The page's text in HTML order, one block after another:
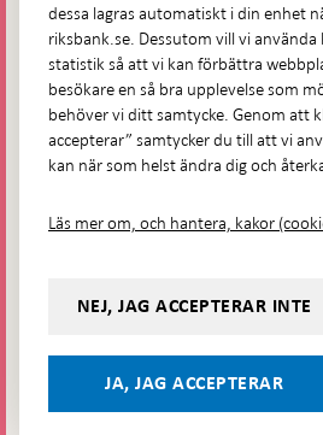
Hitta direkt
Frågor och svar-
Öppnas
i
ny
flik
Till Riksbankens webbarkiv-
i
ny
Presskontakt
Integritetspolicy
Följ oss på sociala medier
YouTubeDela på:
Facebook
Dela på:
Instagram
Dela
på:
Bluesky
dessa lagras automatiskt i din enhet
riksbank.se. Dessutom vill vi
statistik så att vi kan förbättra
besökare en så bra upplevelse som
behöver vi ditt samtycke. Genom att
accepterar” samtycker du till att vi
kan när som helst ändra dig och
Läs mer om, och hantera, kakor
NEJ, JAG ACCEPTERAR INTE
JA, JAG ACCEPTERAR